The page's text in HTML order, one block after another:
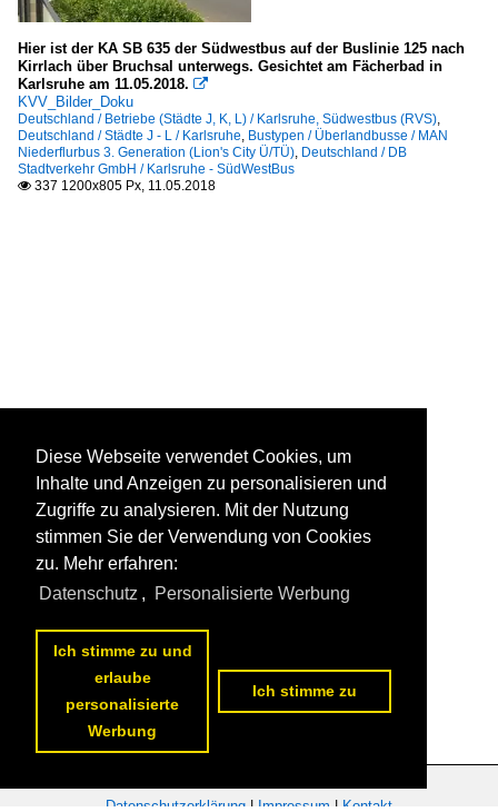
Hier ist der KA SB 635 der Südwestbus auf der Buslinie 125 nach
Kirrlach über Bruchsal unterwegs. Gesichtet am Fächerbad in
Karlsruhe am 11.05.2018. 
KVV_Bilder_Doku
Deutschland / Betriebe (Städte J, K, L) / Karlsruhe, Südwestbus (RVS),
Deutschland / Städte J - L / Karlsruhe, Bustypen / Überlandbusse / MAN
Niederflurbus 3. Generation (Lion's City Ü/TÜ), Deutschland / DB
Stadtverkehr GmbH / Karlsruhe - SüdWestBus
 337 1200x805 Px, 11.05.2018
Datenschutzerklärung | Impressum | Kontakt
Diese Webseite verwendet Cookies, um
Inhalte und Anzeigen zu personalisieren und
Zugriffe zu analysieren. Mit der Nutzung
stimmen Sie der Verwendung von Cookies
zu. Mehr erfahren:
Datenschutz , Personalisierte Werbung
Ich stimme zu und
erlaube
personalisierte
Werbung
Ich stimme zu